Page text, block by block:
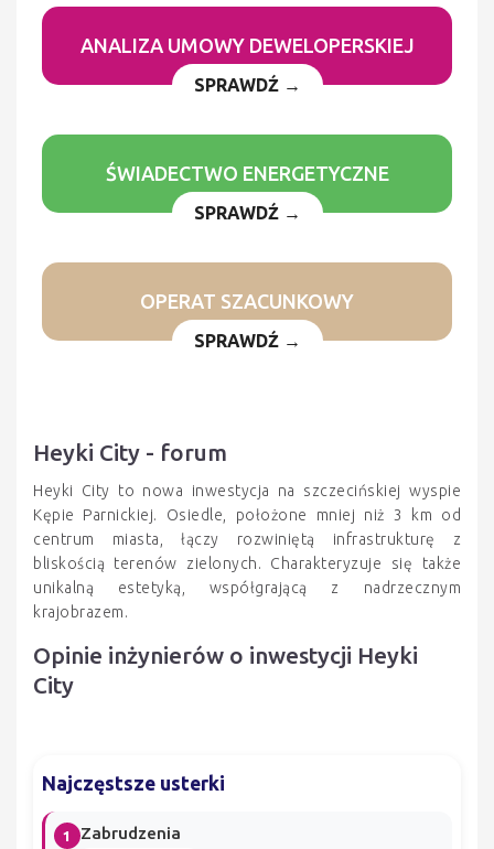
ANALIZA UMOWY DEWELOPERSKIEJ
SPRAWDŹ →
ŚWIADECTWO ENERGETYCZNE
SPRAWDŹ →
OPERAT SZACUNKOWY
SPRAWDŹ →
Heyki City - forum
Heyki City to nowa inwestycja na szczecińskiej wyspie
Kępie Parnickiej. Osiedle, położone mniej niż 3 km od
centrum miasta, łączy rozwiniętą infrastrukturę z
bliskością terenów zielonych. Charakteryzuje się także
unikalną estetyką, współgrającą z nadrzecznym
krajobrazem.
Opinie inżynierów o inwestycji Heyki
City
Najczęstsze usterki
1 Zabrudzenia